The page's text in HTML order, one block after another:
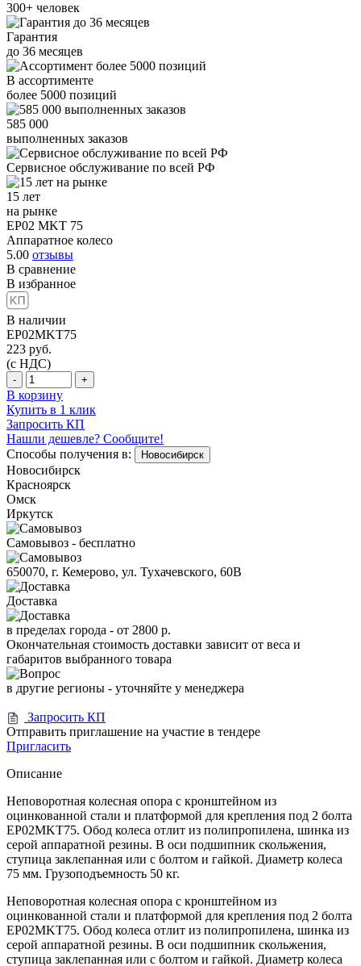
300+ человек
Гарантия
до 36 месяцев
В ассортименте
более 5000 позиций
585 000
выполненных заказов
Сервисное обслуживание по всей РФ
15 лет
на рынке
EP02 MKT 75
Аппаратное колесо
5.00 отзывы
В сравнение
В избранное
В наличии
EP02MKT75
223 руб.
(с НДС)
- +
В корзину
Купить в 1 клик
Запросить КП
Нашли дешевле? Сообщите!
Способы получения в:
Новосибирск
Новосибирск
Красноярск
Омск
Иркутск
Самовывоз - бесплатно
650070, г. Кемерово, ул. Тухачевского, 60В
Доставка
в пределах города - от 2800 р.
Окончательная стоимость доставки зависит от веса и
габаритов выбранного товара
в другие регионы - уточняйте у менеджера
Запросить КП
Отправить приглашение на участие в тендере
Пригласить
Описание
Неповоротная колесная опора с кронштейном из
оцинкованной стали и платформой для крепления под 2 болта
EP02MKT75. Обод колеса отлит из полипропилена, шинка из
серой аппаратной резины. В оси подшипник скольжения,
ступица заклепанная или с болтом и гайкой. Диаметр колеса
75 мм. Грузоподъемность 50 кг.
Неповоротная колесная опора с кронштейном из
оцинкованной стали и платформой для крепления под 2 болта
EP02MKT75. Обод колеса отлит из полипропилена, шинка из
серой аппаратной резины. В оси подшипник скольжения,
ступица заклепанная или с болтом и гайкой. Диаметр колеса